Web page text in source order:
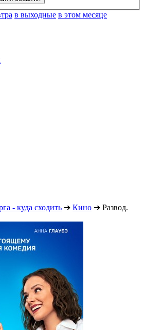
в выходные в этом месяце
- куда сходить ➔ Кино ➔ Развод.